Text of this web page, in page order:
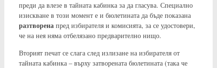
преди да влезе в тайната кабинка за да гласува. Специално
изискване в този момент е и бюлетината да бъде показана
разтворенапред избирателя и комисията, за се удостовери,
че на нея няма отбелязано предварително нищо.
Вторият печат се слага след излизане на избирателя от
тайната кабинка – върху затворената бюлетината (така че